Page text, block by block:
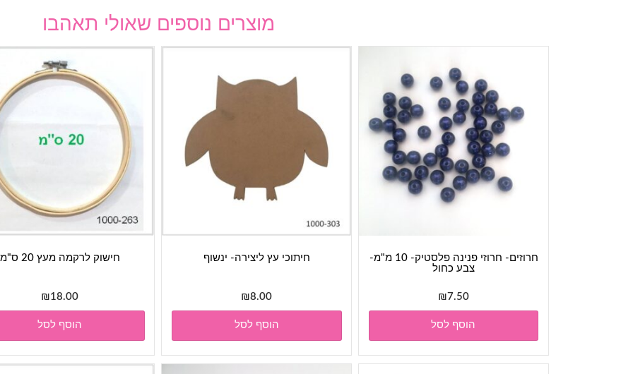
מוצרים נוספים שאולי תאהבו
חישוק לרקמה מעץ 20 ס"מ
₪18.00
הוסף לסל
חיתוכי עץ ליצירה- ינשוף
₪8.00
הוסף לסל
חרוזים- חרוזי פנינה פלסטיק- 10 מ"מ-
צבע כחול
₪7.50
הוסף לסל